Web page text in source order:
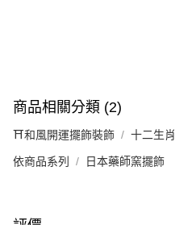
商品相關分類 (2)
⛩️和風開運擺飾裝飾 十二生肖
依商品系列 日本藥師窯擺飾